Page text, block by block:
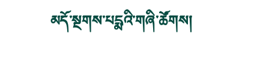
མདོ་སྔགས་པདྨའི་གཞི་ཚོགས།